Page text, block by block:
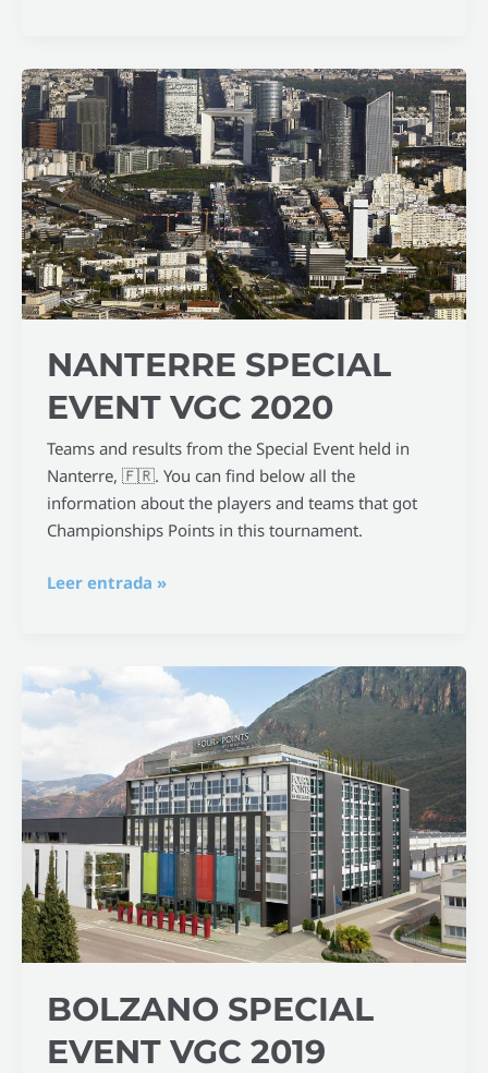
NANTERRE SPECIAL
EVENT VGC 2020
Teams and results from the Special Event held in
Nanterre, 🇫🇷. You can find below all the
information about the players and teams that got
Championships Points in this tournament.
Nanterre
Special
Event
VGC
2020
Leer entrada »
BOLZANO SPECIAL
EVENT VGC 2019
Bolzano
Special
Event
2019